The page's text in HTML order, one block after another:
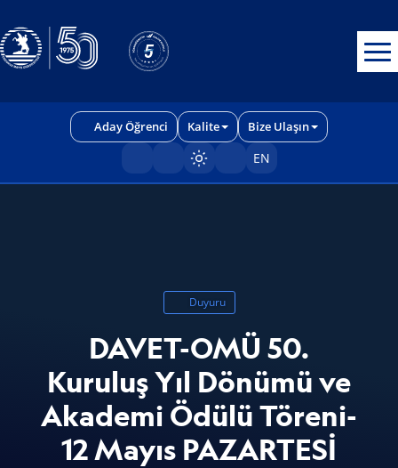
Aday Öğrenci Kalite Bize Ulaşın
Sayfayı karart/aç
EN
Duyuru
DAVET-OMÜ 50.
Kuruluş Yıl Dönümü ve
Akademi Ödülü Töreni-
12 Mayıs PAZARTESİ